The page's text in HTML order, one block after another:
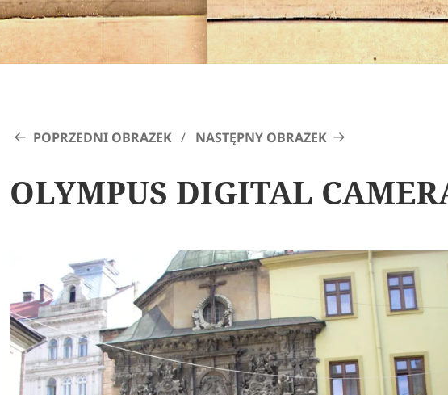
POPRZEDNI OBRAZEK NASTĘPNY OBRAZEK
OLYMPUS DIGITAL